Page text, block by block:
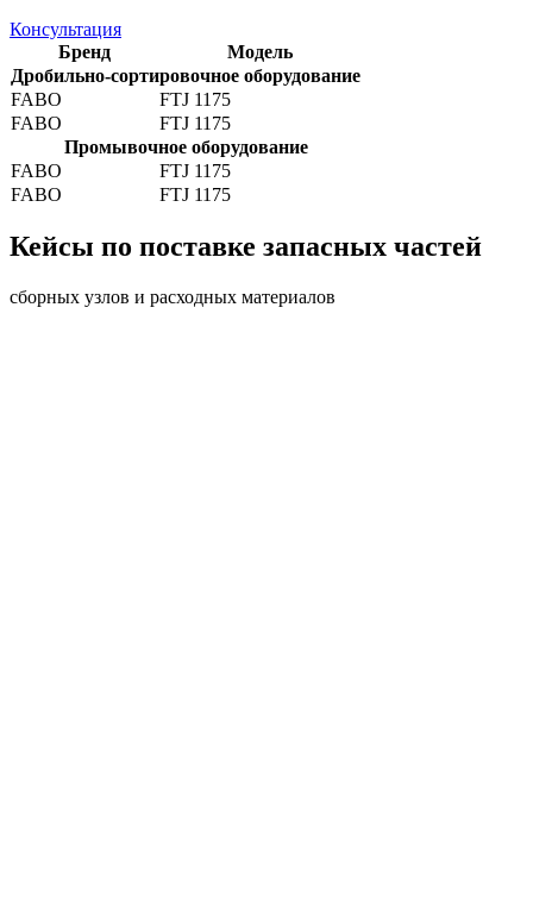
Консультация
Бренд
Модель
Дробильно-сортировочное оборудование
FABO
FTJ 1175
FABO
FTJ 1175
Промывочное оборудование
FABO
FTJ 1175
FABO
FTJ 1175
Кейсы по поставке запасных частей
сборных узлов и расходных материалов